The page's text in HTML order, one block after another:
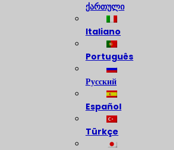
ქართული
Italiano
Português
Русский
Español
Türkçe